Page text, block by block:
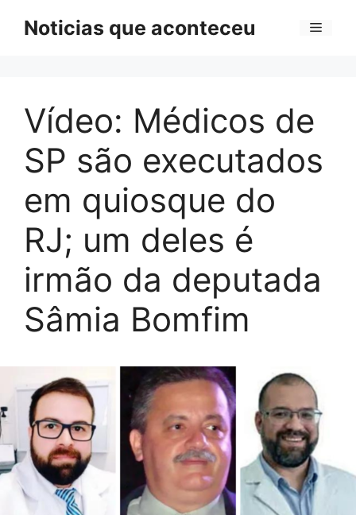
Noticias que aconteceu Menu
Vídeo: Médicos de
SP são executados
em quiosque do
RJ; um deles é
irmão da deputada
Sâmia Bomfim